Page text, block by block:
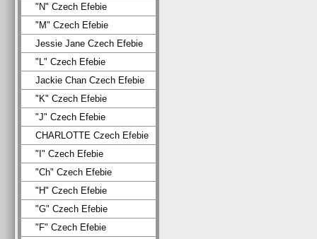
"N" Czech Efebie
"M" Czech Efebie
Jessie Jane Czech Efebie
"L" Czech Efebie
Jackie Chan Czech Efebie
"K" Czech Efebie
"J" Czech Efebie
CHARLOTTE Czech Efebie
"I" Czech Efebie
"Ch" Czech Efebie
"H" Czech Efebie
"G" Czech Efebie
"F" Czech Efebie